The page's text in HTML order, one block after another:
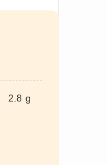
2.8 g